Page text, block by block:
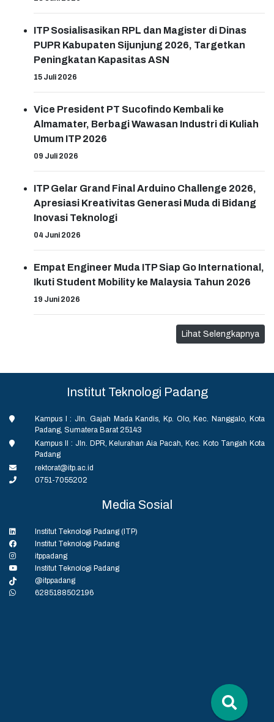
ITP Sosialisasikan RPL dan Magister di Dinas
PUPR Kabupaten Sijunjung 2026, Targetkan
Peningkatan Kapasitas ASN
15 Juli 2026
Vice President PT Sucofindo Kembali ke
Almamater, Berbagi Wawasan Industri di Kuliah
Umum ITP 2026
09 Juli 2026
ITP Gelar Grand Final Arduino Challenge 2026,
Apresiasi Kreativitas Generasi Muda di Bidang
Inovasi Teknologi
04 Juni 2026
Empat Engineer Muda ITP Siap Go International,
Ikuti Student Mobility ke Malaysia Tahun 2026
19 Juni 2026
Lihat Selengkapnya
Institut Teknologi Padang
Kampus I : Jln. Gajah Mada Kandis, Kp. Olo, Kec. Nanggalo, Kota
Padang, Sumatera Barat 25143
Kampus II : Jln. DPR, Kelurahan Aia Pacah, Kec. Koto Tangah Kota
Padang
rektorat@itp.ac.id
0751-7055202
Media Sosial
Institut Teknologi Padang (ITP)
Institut Teknologi Padang
itppadang
Institut Teknologi Padang
@itppadang
6285188502196